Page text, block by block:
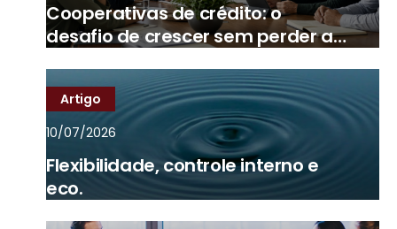
Cooperativas de crédito: o
desafio de crescer sem perder a
Artigo
10/07/2026
Flexibilidade, controle interno e
eco.